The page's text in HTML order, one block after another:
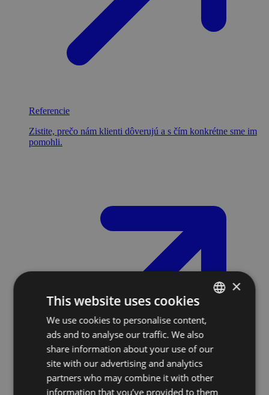
Referencie
Zistite, prečo nám klienti dôverujú a s čím konkrétne sme im
pomohli.
SLOVAK
×
This website uses cookies
We use cookies to personalise content,
ads and to analyse our traffic. We also
share information about your use of our
site with our advertising and analytics
partners who may combine it with other
information that you’ve provided to them